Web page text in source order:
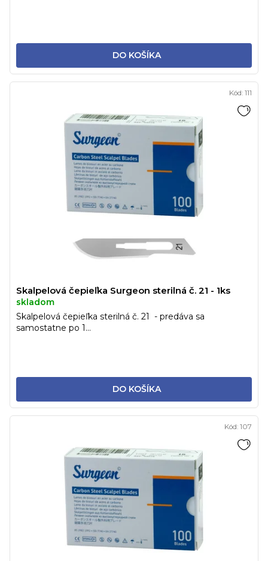
DO KOŠÍKA
Skalpelová čepieľka Surgeon sterilná č. 21 - 1ks
skladom
DO KOŠÍKA
Skalpelová čepieľka sterilná č. 21 - predáva sa
samostatne po 1...
Kód: 111
Kód: 107